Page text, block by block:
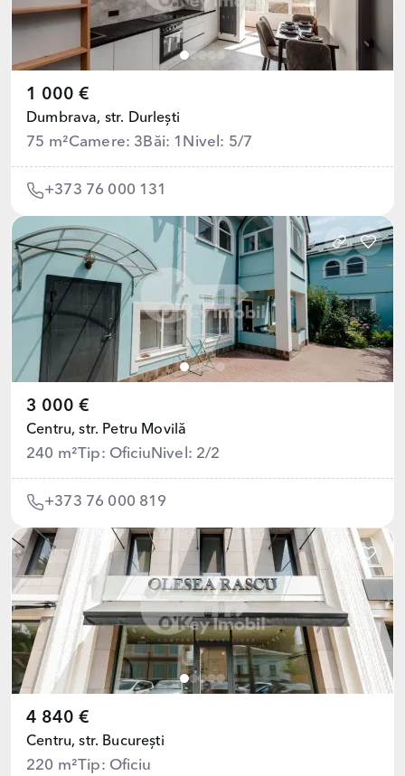
1 000 €
Dumbrava, str. Durlești
75 m²Camere: 3 Băi: 1 Nivel: 5/7
+373 76 000 131
3 000 €
Centru, str. Petru Movilă
240 m²Tip: Oficiu Nivel: 2/2
+373 76 000 819
4 840 €
Centru, str. București
220 m²Tip: Oficiu